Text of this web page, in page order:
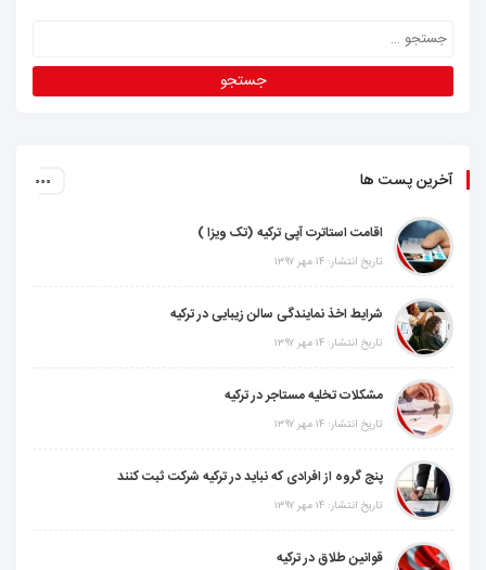
آخرین پست ها
اقامت استاترت آپی ترکیه (تک ویزا )
تاریخ انتشار: ۱۴ مهر ۱۳۹۷
شرایط اخذ نمایندگی سالن زیبایی در ترکیه
تاریخ انتشار: ۱۴ مهر ۱۳۹۷
مشکلات تخلیه مستاجر در ترکیه
تاریخ انتشار: ۱۴ مهر ۱۳۹۷
پنج گروه از افرادی که نباید در ترکیه شرکت ثبت کنند
تاریخ انتشار: ۱۴ مهر ۱۳۹۷
قوانین طلاق در ترکیه